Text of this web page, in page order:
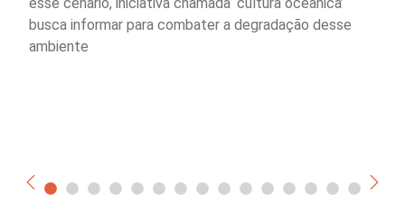
busca informar para combater a degradação desse
ambiente